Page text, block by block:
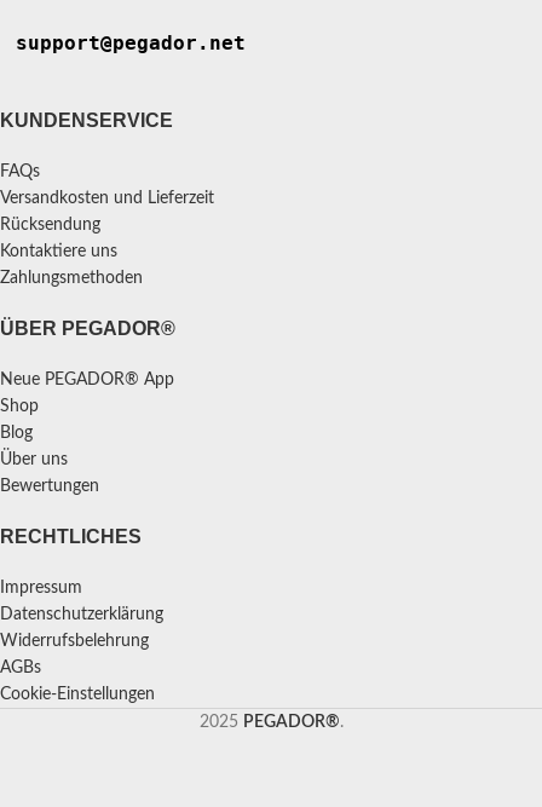
support@pegador.net
KUNDENSERVICE
FAQs
Versandkosten und Lieferzeit
Rücksendung
Kontaktiere uns
Zahlungsmethoden
ÜBER PEGADOR®
Neue PEGADOR® App
Shop
Blog
Über uns
Bewertungen
RECHTLICHES
Impressum
Datenschutzerklärung
Widerrufsbelehrung
AGBs
Cookie-Einstellungen
2025 PEGADOR®.